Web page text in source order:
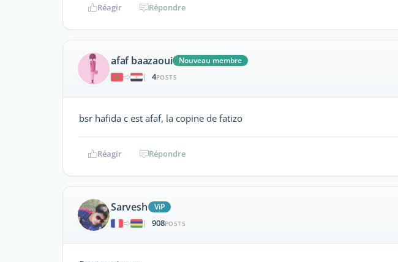
Réagir Répondre
afaf baazaoui
Nouveau membre
|
4POSTS
bsr hafida c est afaf, la copine de fatizo
Réagir Répondre
Sarvesh
ViP
|
908POSTS